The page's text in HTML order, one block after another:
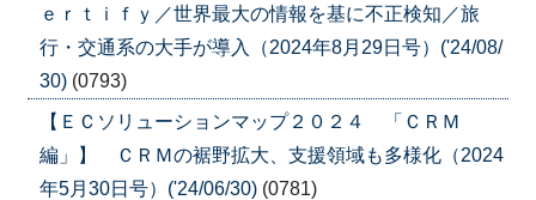
ｅｒｔｉｆｙ／世界最大の情報を基に不正検知／旅
行・交通系の大手が導入（2024年8月29日号）('24/08/
30) (0793)
【ＥＣソリューションマップ２０２４ 「ＣＲＭ
編」】 ＣＲＭの裾野拡大、支援領域も多様化（2024
年5月30日号）('24/06/30) (0781)